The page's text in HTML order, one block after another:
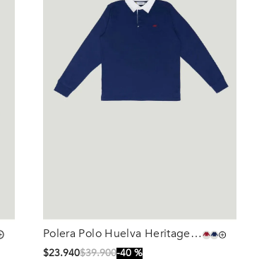
Polera Polo Huelva Heritage
Dk Navy
$23.940$39.900 40 %
Talla